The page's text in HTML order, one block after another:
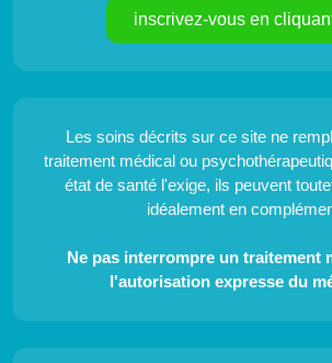
inscrivez-vous en
Les soins décrits sur ce site ne
traitement médical ou
état de santé l'exige, ils peuvent
idéalement en
Ne pas interrompre un traitement
l'autorisation expresse du